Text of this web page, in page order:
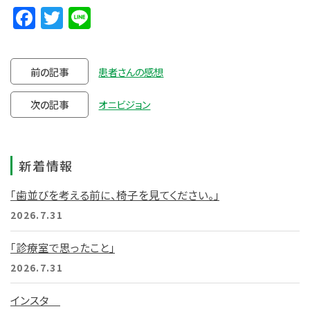
Facebook
Twitter
前の記事 患者さんの感想
次の記事 オニビジョン
新着情報
「歯並びを考える前に、椅子を見てください。」
2026.7.31
「診療室で思ったこと」
2026.7.31
インスタ